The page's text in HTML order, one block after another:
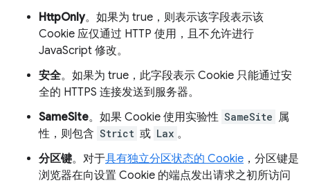
HttpOnly。如果为 true，则表示该字段表示该
Cookie 应仅通过 HTTP 使用，且不允许进行
JavaScript 修改。
安全。如果为 true，此字段表示 Cookie 只能通过安
全的 HTTPS 连接发送到服务器。
SameSite。如果 Cookie 使用实验性 SameSite 属
性，则包含 Strict 或 Lax 。
分区键。对于具有独立分区状态的 Cookie ，分区键是
浏览器在向设置 Cookie 的端点发出请求之初所访问